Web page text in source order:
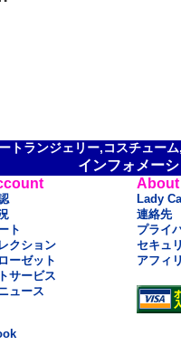
トランジェリー,コスチュー
インフォメー
ト
クション
ーゼット
サービス
ュース
About
Lady
連絡先
プライ
セキュ
アフィ